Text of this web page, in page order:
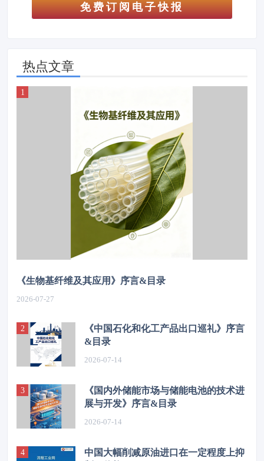
免费订阅电子快报
热点文章
《生物基纤维及其应用》序言&目录
2026-07-27
《中国石化和化工产品出口巡礼》序言
&目录
2026-07-14
《国内外储能市场与储能电池的技术进
展与开发》序言&目录
2026-07-14
中国大幅削减原油进口在一定程度上抑